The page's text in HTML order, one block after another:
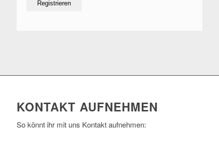
KONTAKT AUFNEHMEN
So könnt ihr mit uns Kontakt aufnehmen: